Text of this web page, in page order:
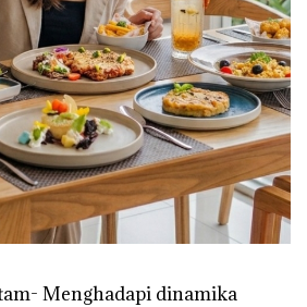
Menghadapi dinamika